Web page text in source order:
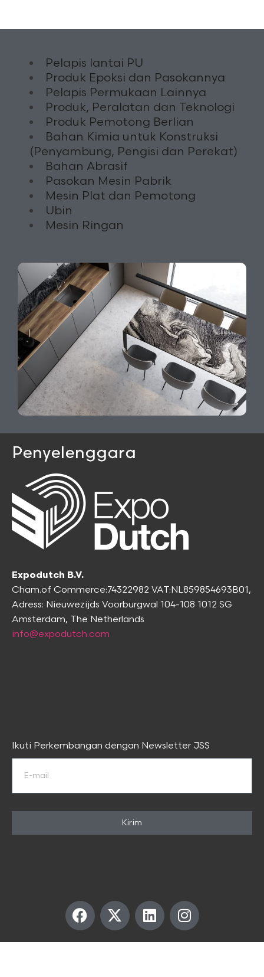
Pelapis lantai PU
Produk Epoksi dan Pasokannya
Pelapis Permukaan Lainnya
Produk, Peralatan dan Teknologi
Produk Pemotong Berlian
Bahan Kimia untuk Konstruksi
(Penyambung, Pengisi dan Perekat)
Bahan Abrasif
Pasokan Mesin Pabrik
Mesin Plat dan Pemotong
Ubin
Mesin Ringan
Penyelenggara
Expodutch B.V.
Cham.of Commerce:74322982 VAT:NL859854693B01,
Adress: Nieuwezijds Voorburgwal 104-108 1012 SG
Amsterdam, The Netherlands
info@expodutch.com
Ikuti Perkembangan dengan Newsletter JSS
Kirim